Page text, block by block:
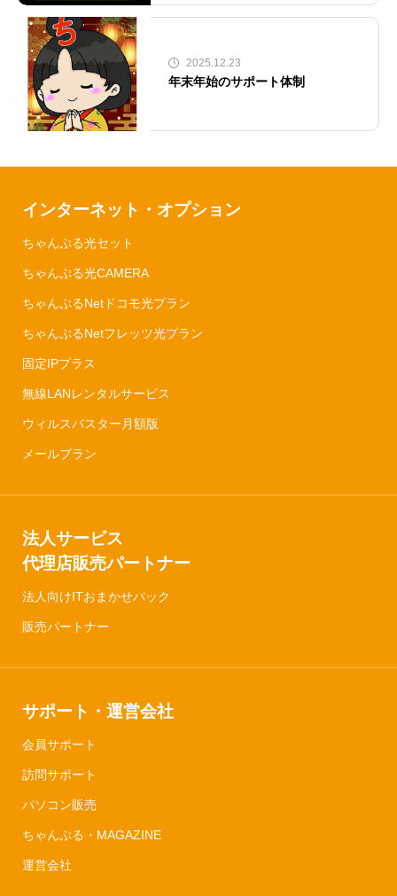
2025.12.23
年末年始のサポート体制
インターネット・オプション
ちゃんぷる光セット
ちゃんぷる光CAMERA
ちゃんぷるNetドコモ光プラン
ちゃんぷるNetフレッツ光プラン
固定IPプラス
無線LANレンタルサービス
ウィルスバスター月額版
メールプラン
法人サービス
代理店販売パートナー
法人向けITおまかせパック
販売パートナー
サポート・運営会社
会員サポート
訪問サポート
パソコン販売
ちゃんぷる・MAGAZINE
運営会社